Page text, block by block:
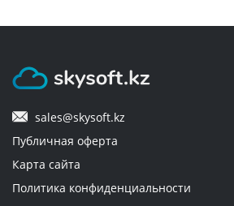
sales@skysoft.kz
Публичная оферта
Карта сайта
Политика конфиденциальности